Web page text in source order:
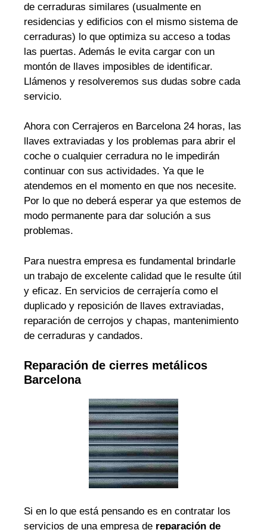
de cerraduras similares (usualmente en
residencias y edificios con el mismo sistema de
cerraduras) lo que optimiza su acceso a todas
las puertas. Además le evita cargar con un
montón de llaves imposibles de identificar.
Llámenos y resolveremos sus dudas sobre cada
servicio.
Ahora con Cerrajeros en Barcelona 24 horas, las
llaves extraviadas y los problemas para abrir el
coche o cualquier cerradura no le impedirán
continuar con sus actividades. Ya que le
atendemos en el momento en que nos necesite.
Por lo que no deberá esperar ya que estemos de
modo permanente para dar solución a sus
problemas.
Para nuestra empresa es fundamental brindarle
un trabajo de excelente calidad que le resulte útil
y eficaz. En servicios de cerrajería como el
duplicado y reposición de llaves extraviadas,
reparación de cerrojos y chapas, mantenimiento
de cerraduras y candados.
Reparación de cierres metálicos
Barcelona
Si en lo que está pensando es en contratar los
servicios de una empresa de reparación de